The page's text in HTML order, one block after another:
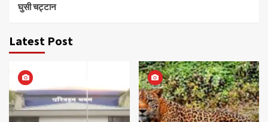
घुसी चट्टान
Latest Post